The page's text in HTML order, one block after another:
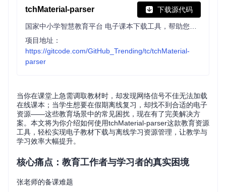
tchMaterial-parser 下载源代码
项目地址：
https://gitcode.com/GitHub_Trending/tc/tchMaterial-
parser
当你在课堂上急需调取教材时，却发现网络信号不佳无法加载
在线课本；当学生想要在假期离线复习，却找不到合适的电子
资源——这些教育场景中的常见困扰，现在有了完美解决方
案。本文将为你介绍如何使用tchMaterial-parser这款教育资源
工具，轻松实现电子教材下载与离线学习资源管理，让教学与
学习效率大幅提升。
核心痛点：教育工作者与学习者的真实困境
张老师的备课难题